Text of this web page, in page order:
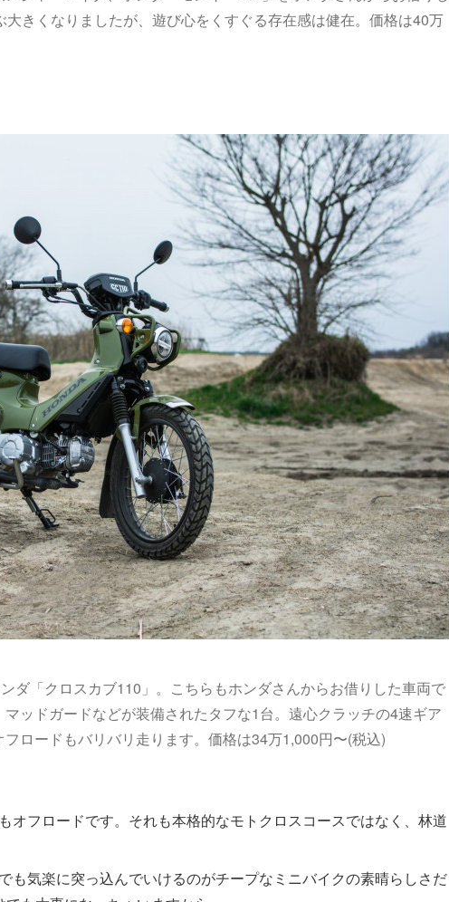
きくなりましたが、遊び心をくすぐる存在感は健在。価格は40万
ダ「クロスカブ110」。こちらもホンダさんからお借りした車両で
ッドガードなどが装備されたタフな1台。遠心クラッチの4速ギア
ロードもバリバリ走ります。価格は34万1,000円〜(税込)
オフロードです。それも本格的なモトクロスコースではなく、林道
も気楽に突っ込んでいけるのがチープなミニバイクの素晴らしさだ